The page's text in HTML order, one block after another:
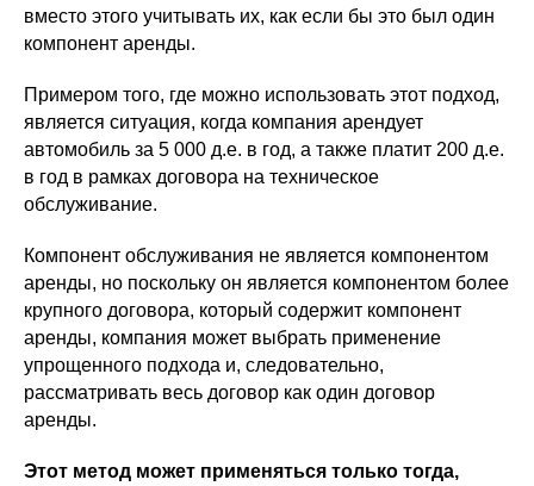
вместо этого учитывать их, как если бы это был один
компонент аренды.
Примером того, где можно использовать этот подход,
является ситуация, когда компания арендует
автомобиль за 5 000 д.е. в год, а также платит 200 д.е.
в год в рамках договора на техническое
обслуживание.
Компонент обслуживания не является компонентом
аренды, но поскольку он является компонентом более
крупного договора, который содержит компонент
аренды, компания может выбрать применение
упрощенного подхода и, следовательно,
рассматривать весь договор как один договор
аренды.
Этот метод может применяться только тогда,